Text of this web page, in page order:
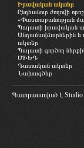
Իրավական ակտեր
Ընդհանուր ժողովի
«Փաստաբանության
Պալատի իրավական
Անդամավճարներին և
ակտեր
Պալատի գործող
ՄԻԵԴ
Դատական ակտեր
Նախագծեր
Պատրաստված է Studio